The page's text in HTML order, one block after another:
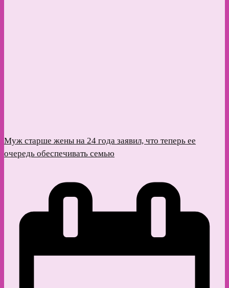
Муж старше жены на 24 года заявил, что теперь ее
очередь обеспечивать семью